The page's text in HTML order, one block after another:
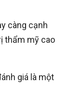
càng cạnh
thẩm mỹ cao
giá là một